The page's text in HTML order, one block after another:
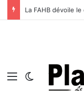
La FAHB dévoile
Menu Switch skin